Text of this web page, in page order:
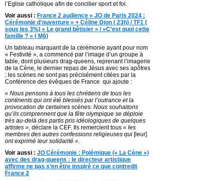
l’Eglise catholique afin de concilier sport et foi.
Voir aussi : France 2 audience « JO de Paris 2024 :
Cérémonie d’ouverture » + Céline Dion ( 23h) / TF1 (
sous les 3%) « Le grand bêtisier » / »C’est quoi cette
famille ? » ( M6)
Un tableau marquant de la cérémonie ayant pour nom
« Festivité », a commencé par l’image d’un groupe à
table, dont plusieurs drag-queens, reprenant l’imagerie
de la Cène, le dernier repas de Jésus avec ses apôtres
; les scènes ne sont pas précisément citées par la
Conférence des évêques de France qui ajoute :
« Nous pensons à tous les chrétiens de tous les
continents qui ont été blessés par l’outrance et la
provocation de certaines scènes. Nous souhaitons
qu’ils comprennent que la fête olympique se déploie
très au-delà des partis pris idéologiques de quelques
artistes », déclare la CEF. Ils remercient tous « les
membres des autres confessions religieuses qui [leur]
ont exprimé leur solidarité ».
Voir aussi : JO Cérémonie : Polémique (« La Cène »)
avec des drag-queens : le directeur artistique
affirme ne pas s’en être inspiré ce que contredit
France 2